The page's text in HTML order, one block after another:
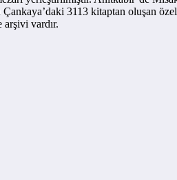
3113 kitaptan oluşan
arşivi vardır.